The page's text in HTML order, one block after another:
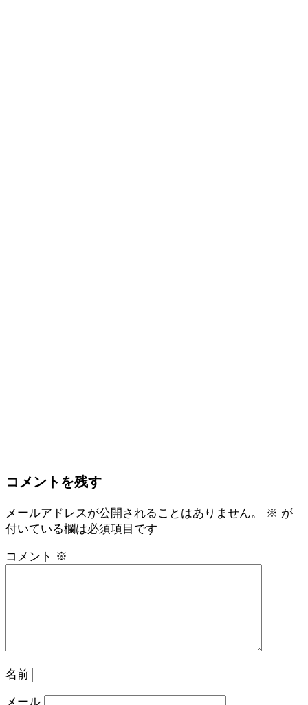
コメントを残す
メールアドレスが公開されることはありません。 ※ が
付いている欄は必須項目です
コメント ※
名前
メール